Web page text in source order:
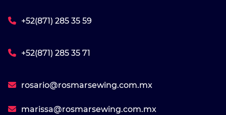
+52(871) 285 35 59
+52(871) 285 35 71
rosario@rosmarsewing.com.mx
marissa@rosmarsewing.com.mx